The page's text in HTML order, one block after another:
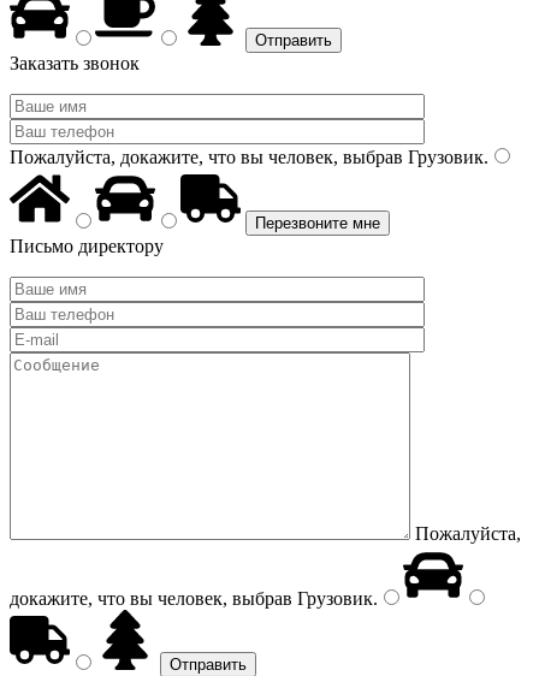
Заказать звонок
Пожалуйста, докажите, что вы человек, выбрав Грузовик.
Письмо директору
Пожалуйста,
докажите, что вы человек, выбрав Грузовик.